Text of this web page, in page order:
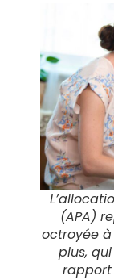
(APA)
octroyée
plus,